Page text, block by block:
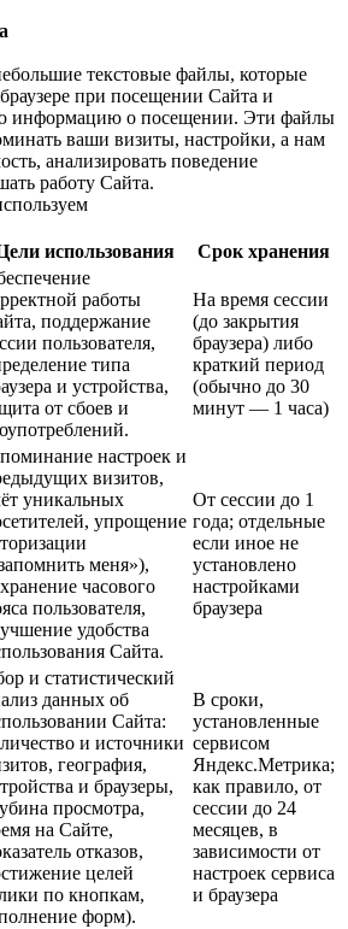
текстовые файлы, которые
при посещении Сайта и
информацию о посещении. Эти файлы
ваши визиты, настройки, а нам
анализировать поведение
работу Сайта.
использования Срок хранения
работы
поддержание
пользователя,
типа
и устройства,
от сбоев и
На время сессии
(до закрытия
браузера) либо
краткий период
(обычно до 30
минут — 1 часа)
настроек и
визитов,
уникальных
упрощение
меня»),
часового
пользователя,
удобства
Сайта.
От сессии до 1
года; отдельные
если иное не
установлено
настройками
браузера
и статистический
данных об
Сайта:
и источники
география,
и браузеры,
просмотра,
на Сайте,
отказов,
целей
по кнопкам,
форм).
В сроки,
установленные
сервисом
Яндекс.Метрика;
как правило, от
сессии до 24
месяцев, в
зависимости от
настроек сервиса
и браузера